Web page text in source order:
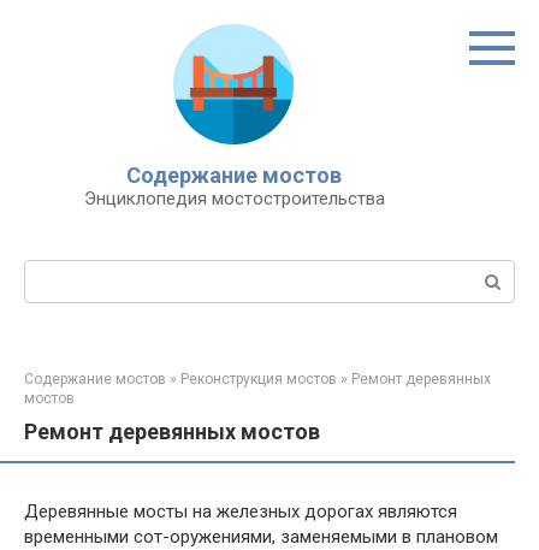
Содержание мостов
Энциклопедия мостостроительства
Поиск:
Содержание мостов » Реконструкция мостов » Ремонт деревянных
мостов
Ремонт деревянных мостов
Деревянные мосты на железных дорогах являются
временными сот-оружениями, заменяемыми в плановом